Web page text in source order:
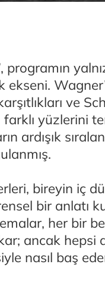
programın
ekseni.
ve
farklı yüzlerini
ardışık
bireyin iç
bir anlatı
her bir
ancak hepsi
nasıl baş